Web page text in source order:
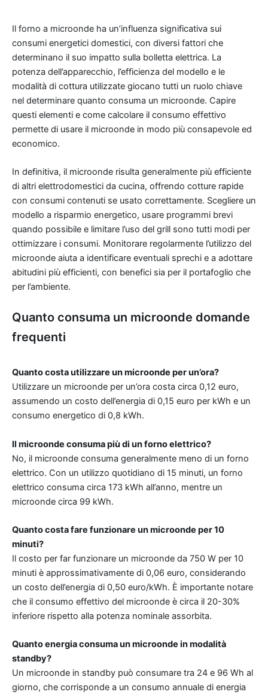
Il forno a microonde ha un’influenza significativa sui
consumi energetici domestici, con diversi fattori che
determinano il suo impatto sulla bolletta elettrica. La
potenza dell’apparecchio, l’efficienza del modello e le
modalità di cottura utilizzate giocano tutti un ruolo chiave
nel determinare quanto consuma un microonde. Capire
questi elementi e come calcolare il consumo effettivo
permette di usare il microonde in modo più consapevole ed
economico.
In definitiva, il microonde risulta generalmente più efficiente
di altri elettrodomestici da cucina, offrendo cotture rapide
con consumi contenuti se usato correttamente. Scegliere un
modello a risparmio energetico, usare programmi brevi
quando possibile e limitare l’uso del grill sono tutti modi per
ottimizzare i consumi. Monitorare regolarmente l’utilizzo del
microonde aiuta a identificare eventuali sprechi e a adottare
abitudini più efficienti, con benefici sia per il portafoglio che
per l’ambiente.
Quanto consuma un microonde domande
frequenti
Quanto costa utilizzare un microonde per un’ora?
Utilizzare un microonde per un’ora costa circa 0,12 euro,
assumendo un costo dell’energia di 0,15 euro per kWh e un
consumo energetico di 0,8 kWh.
Il microonde consuma più di un forno elettrico?
No, il microonde consuma generalmente meno di un forno
elettrico. Con un utilizzo quotidiano di 15 minuti, un forno
elettrico consuma circa 173 kWh all’anno, mentre un
microonde circa 99 kWh.
Quanto costa fare funzionare un microonde per 10
minuti?
Il costo per far funzionare un microonde da 750 W per 10
minuti è approssimativamente di 0,06 euro, considerando
un costo dell’energia di 0,50 euro/kWh. È importante notare
che il consumo effettivo del microonde è circa il 20-30%
inferiore rispetto alla potenza nominale assorbita.
Quanto energia consuma un microonde in modalità
standby?
Un microonde in standby può consumare tra 24 e 96 Wh al
giorno, che corrisponde a un consumo annuale di energia